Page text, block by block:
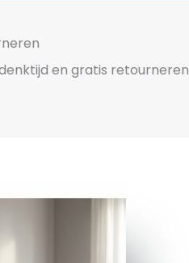
en gratis retourneren